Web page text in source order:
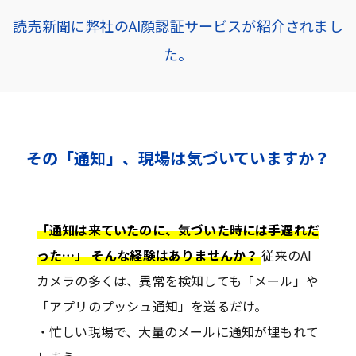
読売新聞に弊社のAI顔認証サービスが紹介されまし
た。
その「通知」、現場は気づいていますか？
「通知は来ていたのに、気づいた時には手遅れだ
った…」 そんな経験はありませんか？従来のAI
カメラの多くは、異常を検知しても「メール」や
「アプリのプッシュ通知」を送るだけ。
・忙しい現場で、大量のメールに通知が埋もれて